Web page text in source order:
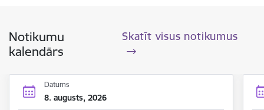
Notikumu
kalendārs
Skatīt visus notikumus
Datums
8. augusts, 2026